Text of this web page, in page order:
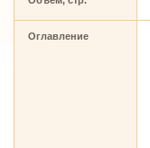
Оглавление